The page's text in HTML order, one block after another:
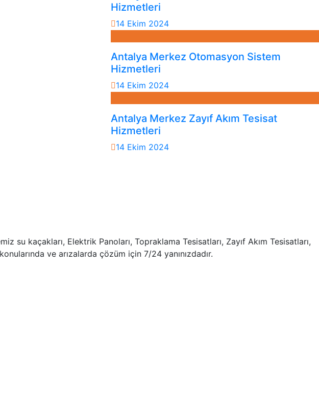
Hizmetleri
14 Ekim 2024
Antalya Merkez Otomasyon Sistem
Hizmetleri
14 Ekim 2024
Antalya Merkez Zayıf Akım Tesisat
Hizmetleri
14 Ekim 2024
su kaçakları, Elektrik Panoları, Topraklama Tesisatları, Zayıf Akım Tesisatları,
ve arızalarda çözüm için 7/24 yanınızdadır.